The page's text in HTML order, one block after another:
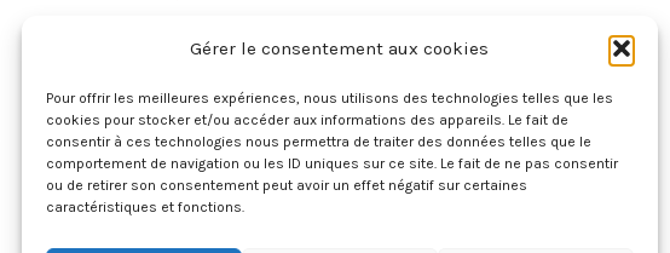
Gérer le consentement aux cookies
Pour offrir les meilleures expériences, nous utilisons des technologies telles que les
cookies pour stocker et/ou accéder aux informations des appareils. Le fait de
consentir à ces technologies nous permettra de traiter des données telles que le
comportement de navigation ou les ID uniques sur ce site. Le fait de ne pas consentir
ou de retirer son consentement peut avoir un effet négatif sur certaines
caractéristiques et fonctions.
INFORMATIONS
LÉGALES
Mentions légales
Les conditions générales